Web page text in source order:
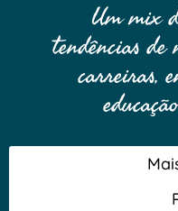
Um mix
tendências
carreiras,